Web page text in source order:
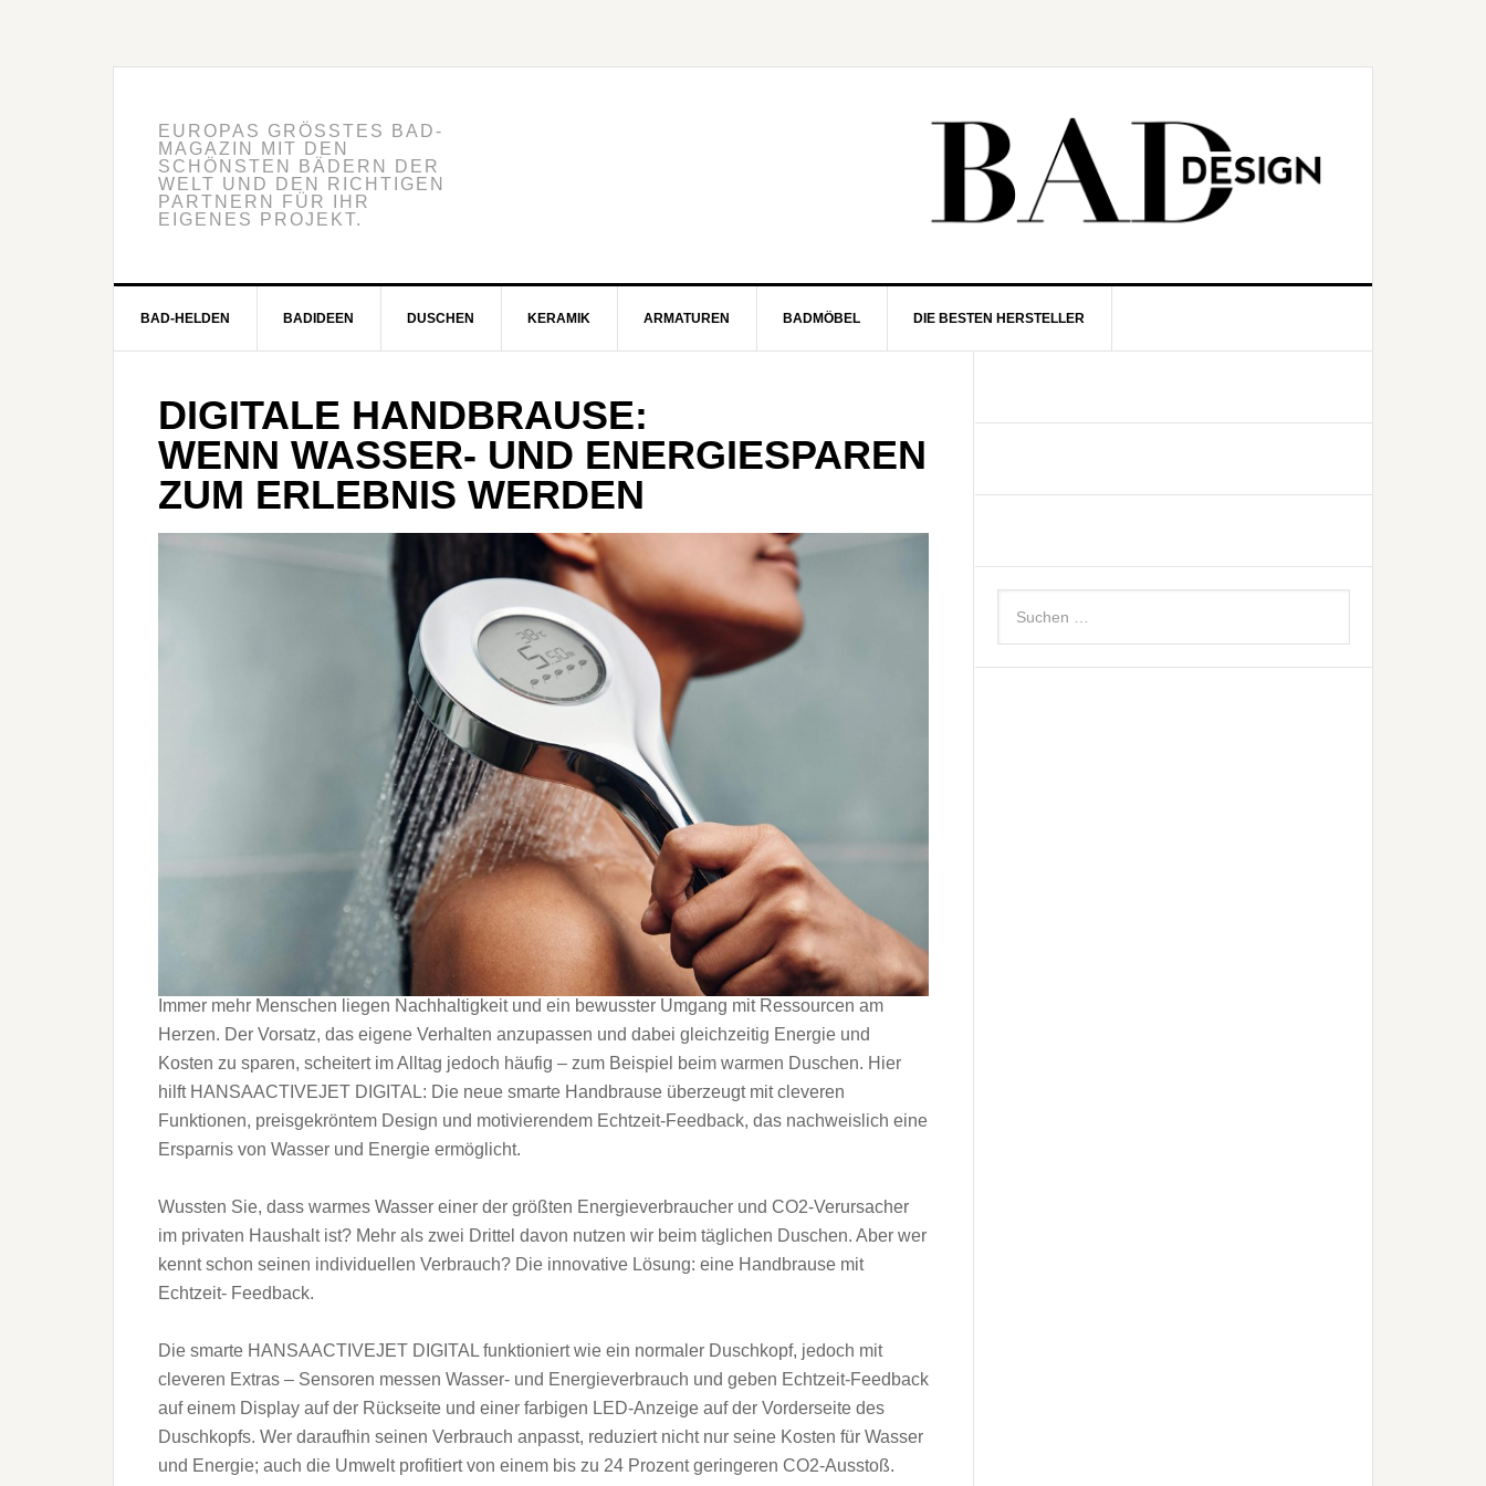
EUROPAS GRÖSSTES BAD-M
AGAZIN MIT DEN S
CHÖNSTEN BÄDERN DER W
ELT UND DEN RICHTIGEN P
ARTNERN FÜR IHR E
IGENES PROJEKT.
BAD-HELDEN BADIDEEN DUSCHEN KERAMIK ARMATUREN BADMÖBEL DIE BESTEN HERSTELLER
DIGITALE HANDBRAUSE:
WENN WASSER- UND ENERGIESPAREN
ZUM ERLEBNIS WERDEN
Immer mehr Menschen liegen Nachhaltigkeit und ein bewusster Umgang mit Ressourcen am
Herzen. Der Vorsatz, das eigene Verhalten anzupassen und dabei gleichzeitig Energie und
Kosten zu sparen, scheitert im Alltag jedoch häufig – zum Beispiel beim warmen Duschen. Hier
hilft HANSAACTIVEJET DIGITAL: Die neue smarte Handbrause überzeugt mit cleveren
Funktionen, preisgekröntem Design und motivierendem Echtzeit-Feedback, das nachweislich eine
Ersparnis von Wasser und Energie ermöglicht.
Wussten Sie, dass warmes Wasser einer der größten Energieverbraucher und CO2-Verursacher
im privaten Haushalt ist? Mehr als zwei Drittel davon nutzen wir beim täglichen Duschen. Aber wer
kennt schon seinen individuellen Verbrauch? Die innovative Lösung: eine Handbrause mit
Echtzeit- Feedback.
Die smarte HANSAACTIVEJET DIGITAL funktioniert wie ein normaler Duschkopf, jedoch mit
cleveren Extras – Sensoren messen Wasser- und Energieverbrauch und geben Echtzeit-Feedback
auf einem Display auf der Rückseite und einer farbigen LED-Anzeige auf der Vorderseite des
Duschkopfs. Wer daraufhin seinen Verbrauch anpasst, reduziert nicht nur seine Kosten für Wasser
und Energie; auch die Umwelt profitiert von einem bis zu 24 Prozent geringeren CO2-Ausstoß.